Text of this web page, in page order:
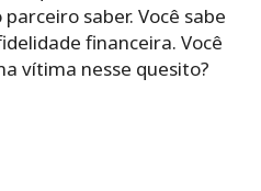
saber. Você sabe
financeira. Você
vítima nesse quesito?